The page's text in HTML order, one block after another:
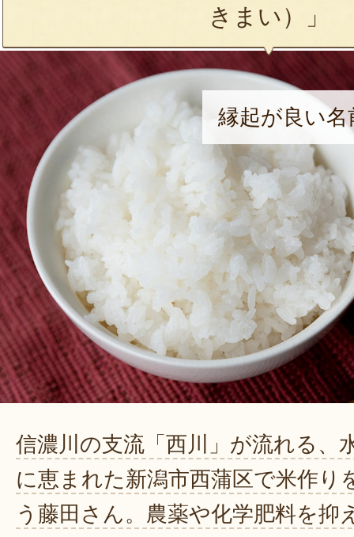
きまい）」
縁起が良い
信濃川の支流「西川」が流れる、
に恵まれた新潟市西蒲区で米作り
う藤田さん。農薬や化学肥料を抑